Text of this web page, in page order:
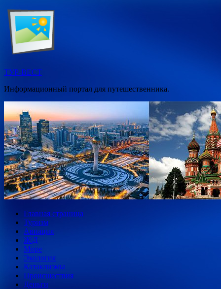
Перейти
содержимому
ТУР-ВЕСТ
Информационный портал для путешественника.
Главная страница
Туризм
Авиация
Ж\Д
Море
Экология
Катаклизмы
Происшествия
Деньги